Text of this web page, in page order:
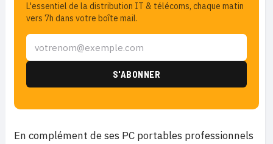
L'essentiel de la distribution IT & télécoms, chaque matin
vers 7h dans votre boîte mail.
En complément de ses PC portables professionnels